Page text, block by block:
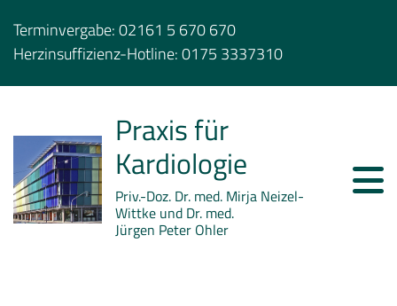
Terminvergabe:02161 5 670 670
Herzinsuffizienz-Hotline:0175 3337310
Praxis für
Kardiologie
Priv.-Doz. Dr. med. Mirja Neizel-
Wittke und Dr. med.
Jürgen Peter Ohler